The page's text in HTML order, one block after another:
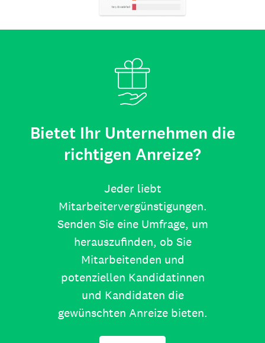
Bietet Ihr Unternehmen die
richtigen Anreize?
Jeder liebt
Mitarbeitervergünstigungen.
Senden Sie eine Umfrage, um
herauszufinden, ob Sie
Mitarbeitenden und
potenziellen Kandidatinnen
und Kandidaten die
gewünschten Anreize bieten.